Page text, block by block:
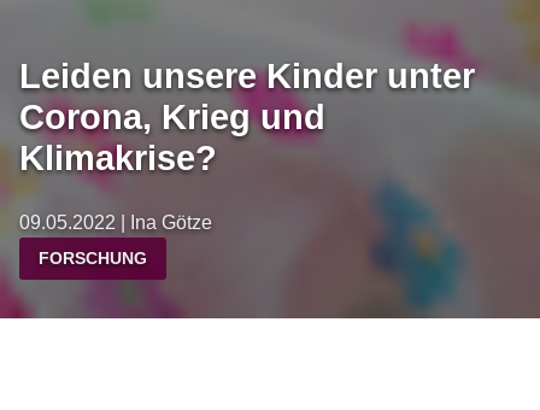
Leiden unsere Kinder unter
Corona, Krieg und
Klimakrise?
09.05.2022 | Ina Götze
FORSCHUNG